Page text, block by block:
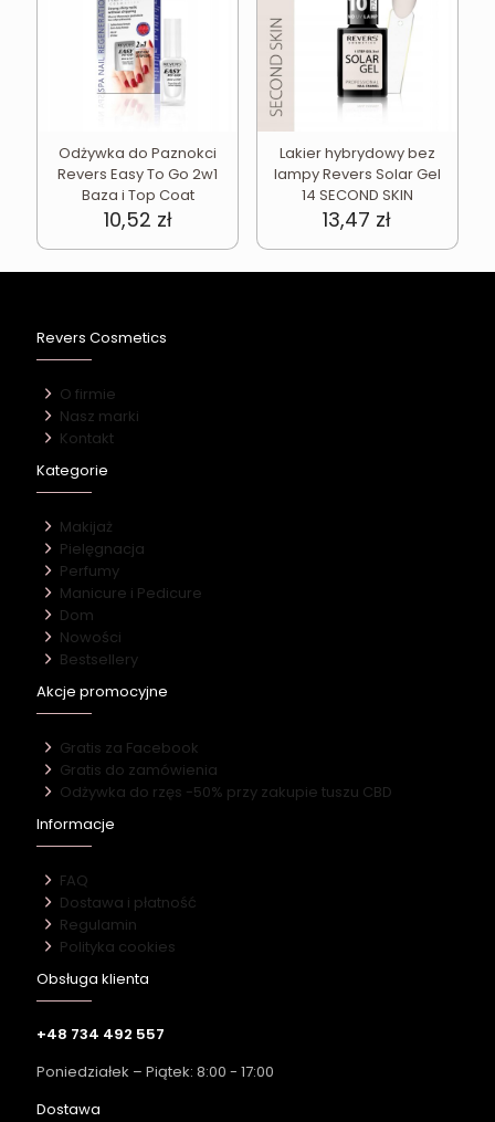
Odżywka do Paznokci
Revers Easy To Go 2w1
Baza i Top Coat
10,52 zł
Lakier hybrydowy bez
lampy Revers Solar Gel
14 SECOND SKIN
13,47 zł
Revers Cosmetics
O firmie
Nasz marki
Kontakt
Kategorie
Makijaż
Pielęgnacja
Perfumy
Manicure i Pedicure
Dom
Nowości
Bestsellery
Akcje promocyjne
Gratis za Facebook
Gratis do zamówienia
Odżywka do rzęs -50% przy zakupie tuszu CBD
Informacje
FAQ
Dostawa i płatność
Regulamin
Polityka cookies
Obsługa klienta
+48 734 492 557
Poniedziałek – Piątek: 8:00 - 17:00
Dostawa